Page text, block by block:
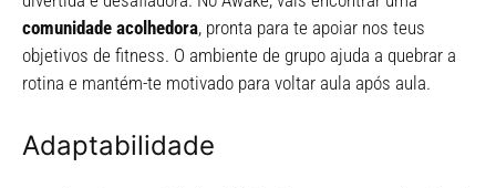
comunidade acolhedora, pronta para te apoiar nos teus
objetivos de fitness. O ambiente de grupo ajuda a quebrar a
rotina e mantém-te motivado para voltar aula após aula.
Adaptabilidade